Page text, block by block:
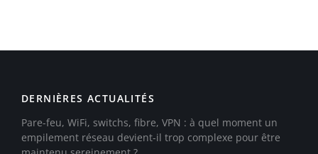
DERNIÈRES ACTUALITÉS
Pare-feu, WiFi, switchs, fibre, VPN : à quel moment un
empilement réseau devient-il trop complexe pour être